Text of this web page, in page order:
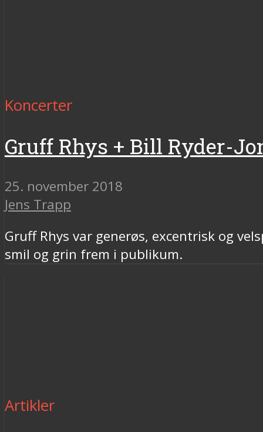
Koncerter
Gruff Rhys + Bill Ryder-
25. november 2018
Jens Trapp
Gruff Rhys var generøs, excentrisk og
smil og grin frem i publikum.
Artikler